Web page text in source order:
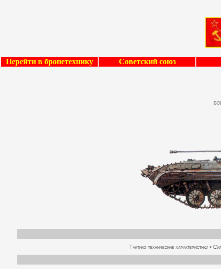
Перейти в бронетехнику Советский союз
Тактико-технические характеристики •